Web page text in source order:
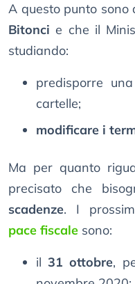
A questo punto sono
Bitonci e che il
studiando:
predisporre una
cartelle;
modificare i
Ma per quanto
precisato che
scadenze. I
pace fiscale sono:
il31 ottobre,